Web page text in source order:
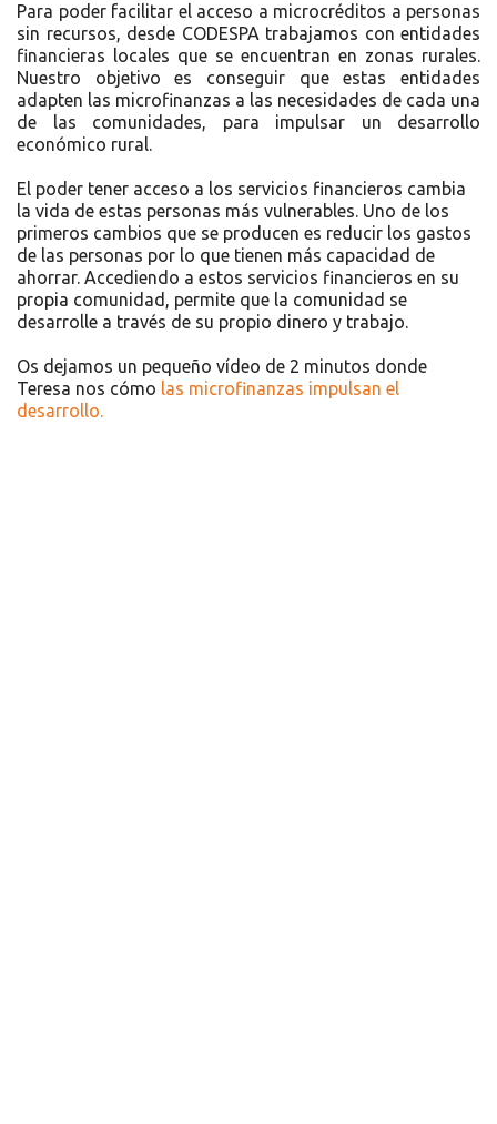
Para poder facilitar el acceso a microcréditos a personas
sin recursos, desde CODESPA trabajamos con entidades
financieras locales que se encuentran en zonas rurales.
Nuestro objetivo es conseguir que estas entidades
adapten las microfinanzas a las necesidades de cada una
de las comunidades, para impulsar un desarrollo
económico rural.
El poder tener acceso a los servicios financieros cambia
la vida de estas personas más vulnerables. Uno de los
primeros cambios que se producen es reducir los gastos
de las personas por lo que tienen más capacidad de
ahorrar. Accediendo a estos servicios financieros en su
propia comunidad, permite que la comunidad se
desarrolle a través de su propio dinero y trabajo.
Os dejamos un pequeño vídeo de 2 minutos donde
Teresa nos cómo las microfinanzas impulsan el
desarrollo.